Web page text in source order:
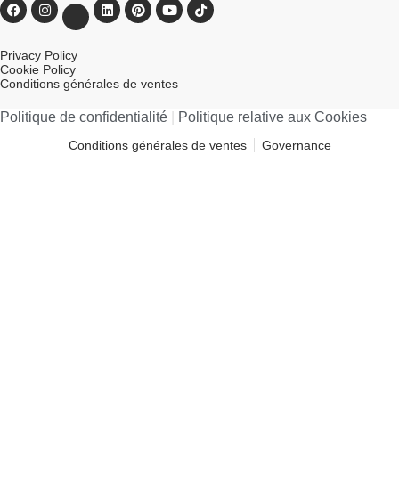
Privacy Policy
Cookie Policy
Conditions générales de ventes
Politique de confidentialité​ Politique relative aux Cookies
Conditions générales de ventes Governance